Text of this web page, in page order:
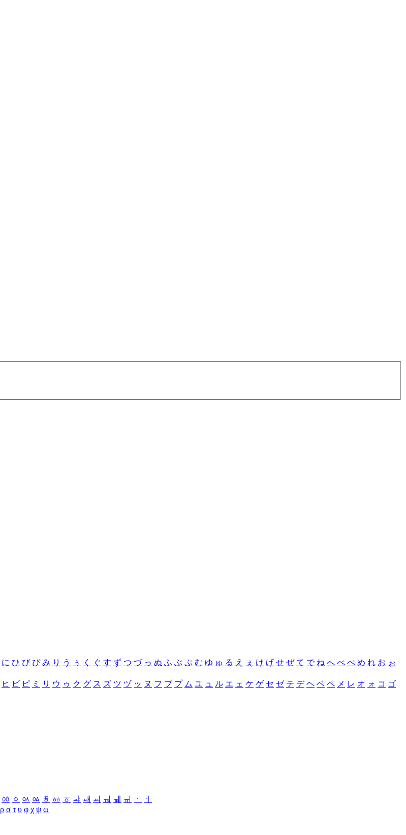
に ひ び ぴ み り う ぅ く ぐ す ず つ づ っ ぬ ふ ぶ ぷ む ゆ ゅ る え ぇ け げ せ ぜ て で ね へ べ ぺ め れ お ぉ
ヒ ビ ピ ミ リ ウ ゥ ク グ ス ズ ツ ヅ ッ ヌ フ ブ プ ム ユ ュ ル エ ェ ケ ゲ セ ゼ テ デ ヘ ベ ペ メ レ オ ォ コ ゴ
ㆀ ㆁ ㆂ ㆃ ㆄ ㆅ ㆆ ㆇ ㆈ ㆉ ㆊ ㆋ ㆌ ㆍ
ㆎ
ρ σ τ υ φ χ ψ ω